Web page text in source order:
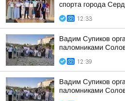
спорта города
12:33
Вадим Супиков
паломниками
12:39
Вадим Супиков
паломниками